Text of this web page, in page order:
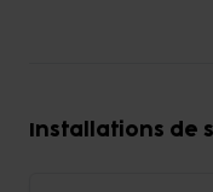
Installations de